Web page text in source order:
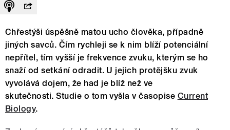
Chřestýši úspěšně matou ucho člověka, případně
jiných savců. Čím rychleji se k nim blíží potenciální
nepřítel, tím vyšší je frekvence zvuku, kterým se ho
snaží od setkání odradit. U jejich protějšku zvuk
vyvolává dojem, že had je blíž než ve
skutečnosti. Studie o tom vyšla v časopise Current
Biology.